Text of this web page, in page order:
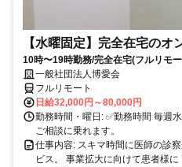
【水曜固定】完全在宅のオ
10時〜19時勤務/完全在宅(フルリモ
業務一般社団法人博愛会
フルリモート
日給32,000円～80,000円
勤務時間・曜日: ✅勤務時間 毎週
ご相談に乗れます。
仕事内容: スキマ時間に医師の診
ビス。 事業拡大に向けて患者様